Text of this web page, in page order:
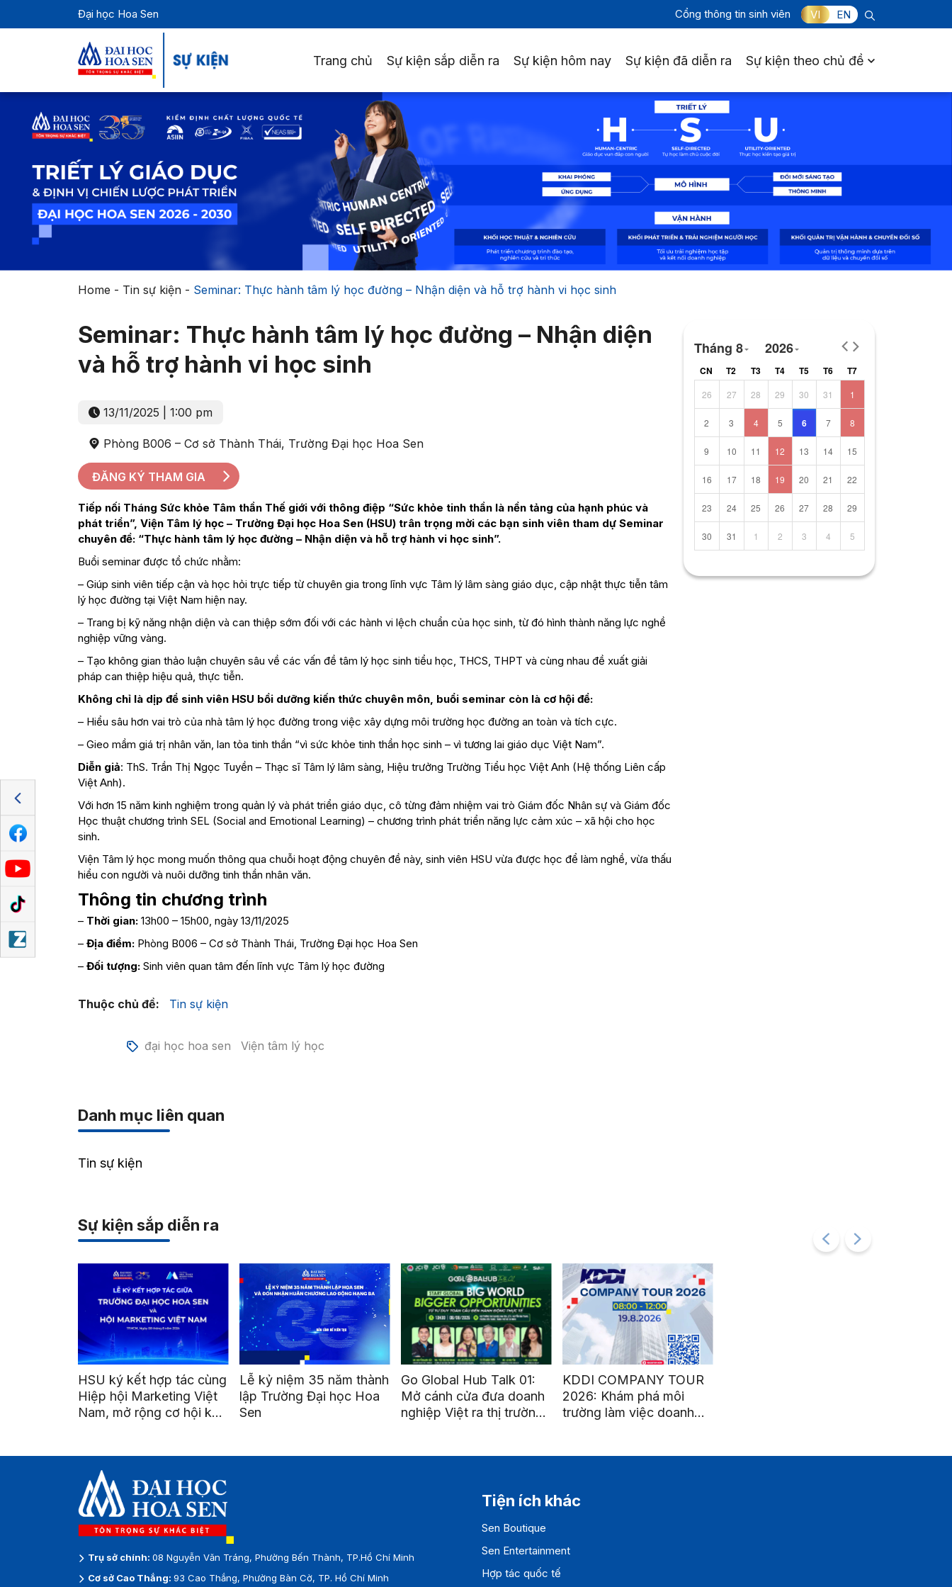
Đại học Hoa Sen Cổng thông tin sinh viên VI EN
Trang chủ Sự kiện sắp diễn ra Sự kiện hôm nay Sự kiện đã diễn ra Sự kiện theo chủ đề
Home - Tin sự kiện- Seminar: Thực hành tâm lý học đường – Nhận diện và hỗ trợ hành vi học sinh
Seminar: Thực hành tâm lý học đường – Nhận diện
và hỗ trợ hành vi học sinh
13/11/2025 | 1:00 pm
Phòng B006 – Cơ sở Thành Thái, Trường Đại học Hoa Sen
ĐĂNG KÝ THAM GIA
Tiếp nối Tháng Sức khỏe Tâm thần Thế giới với thông điệp “Sức khỏe tinh thần là nền tảng của hạnh phúc và
phát triển”, Viện Tâm lý học – Trường Đại học Hoa Sen (HSU) trân trọng mời các bạn sinh viên tham dự Seminar
chuyên đề: “Thực hành tâm lý học đường – Nhận diện và hỗ trợ hành vi học sinh”.
Buổi seminar được tổ chức nhằm:
– Giúp sinh viên tiếp cận và học hỏi trực tiếp từ chuyên gia trong lĩnh vực Tâm lý lâm sàng giáo dục, cập nhật thực tiễn tâm
lý học đường tại Việt Nam hiện nay.
– Trang bị kỹ năng nhận diện và can thiệp sớm đối với các hành vi lệch chuẩn của học sinh, từ đó hình thành năng lực nghề
nghiệp vững vàng.
– Tạo không gian thảo luận chuyên sâu về các vấn đề tâm lý học sinh tiểu học, THCS, THPT và cùng nhau đề xuất giải
pháp can thiệp hiệu quả, thực tiễn.
Không chỉ là dịp để sinh viên HSU bồi dưỡng kiến thức chuyên môn, buổi seminar còn là cơ hội để:
– Hiểu sâu hơn vai trò của nhà tâm lý học đường trong việc xây dựng môi trường học đường an toàn và tích cực.
– Gieo mầm giá trị nhân văn, lan tỏa tinh thần “vì sức khỏe tinh thần học sinh – vì tương lai giáo dục Việt Nam”.
Diễn giả: ThS. Trần Thị Ngọc Tuyền – Thạc sĩ Tâm lý lâm sàng, Hiệu trưởng Trường Tiểu học Việt Anh (Hệ thống Liên cấp
Việt Anh).
Với hơn 15 năm kinh nghiệm trong quản lý và phát triển giáo dục, cô từng đảm nhiệm vai trò Giám đốc Nhân sự và Giám đốc
Học thuật chương trình SEL (Social and Emotional Learning) – chương trình phát triển năng lực cảm xúc – xã hội cho học
sinh.
Viện Tâm lý học mong muốn thông qua chuỗi hoạt động chuyên đề này, sinh viên HSU vừa được học để làm nghề, vừa thấu
hiểu con người và nuôi dưỡng tinh thần nhân văn.
Thông tin chương trình
– Thời gian:13h00 – 15h00, ngày 13/11/2025
– Địa điểm:Phòng B006 – Cơ sở Thành Thái, Trường Đại học Hoa Sen
– Đối tượng:Sinh viên quan tâm đến lĩnh vực Tâm lý học đường
Thuộc chủ đề: Tin sự kiện
đại học hoa sen Viện tâm lý học
Tháng 8 2026
CN T2 T3 T4 T5 T6 T7
26 27 28 29 30 31 1
2 3 4 5 6 7 8
9 10 11 12 13 14 15
16 17 18 19 20 21 22
23 24 25 26 27 28 29
30 31 1 2 3 4 5
Danh mục liên quan
Tin sự kiện
Sự kiện sắp diễn ra
HSU ký kết hợp tác cùng
Hiệp hội Marketing Việt
Nam, mở rộng cơ hội kết
Lễ kỷ niệm 35 năm thành
lập Trường Đại học Hoa
Sen
Go Global Hub Talk 01:
Mở cánh cửa đưa doanh
nghiệp Việt ra thị trường
KDDI COMPANY TOUR
2026: Khám phá môi
trường làm việc doanh
Trụ sở chính: 08 Nguyễn Văn Tráng, Phường Bến Thành, TP.Hồ Chí Minh
Cơ sở Cao Thắng: 93 Cao Thắng, Phường Bàn Cờ, TP. Hồ Chí Minh
Tiện ích khác
Sen Boutique
Sen Entertainment
Hợp tác quốc tế